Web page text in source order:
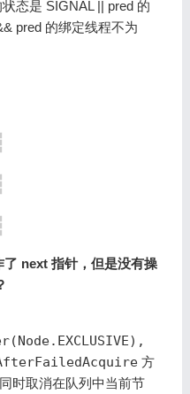
态是 SIGNAL || pred 的
pred 的绑定线程不为
next 指针，但是没有操
方
时取消在队列中当前节